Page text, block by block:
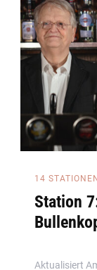
14 STATIONEN
Station
Aktualisiert